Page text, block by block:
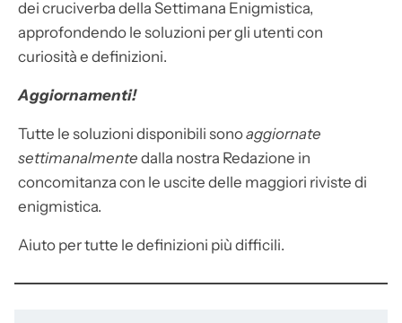
dei cruciverba della Settimana Enigmistica,
approfondendo le soluzioni per gli utenti con
curiosità e definizioni.
Aggiornamenti!
Tutte le soluzioni disponibili sonoaggiornate
settimanalmente dalla nostra Redazione in
concomitanza con le uscite delle maggiori riviste di
enigmistica.
Aiuto per tutte le definizioni più difficili.